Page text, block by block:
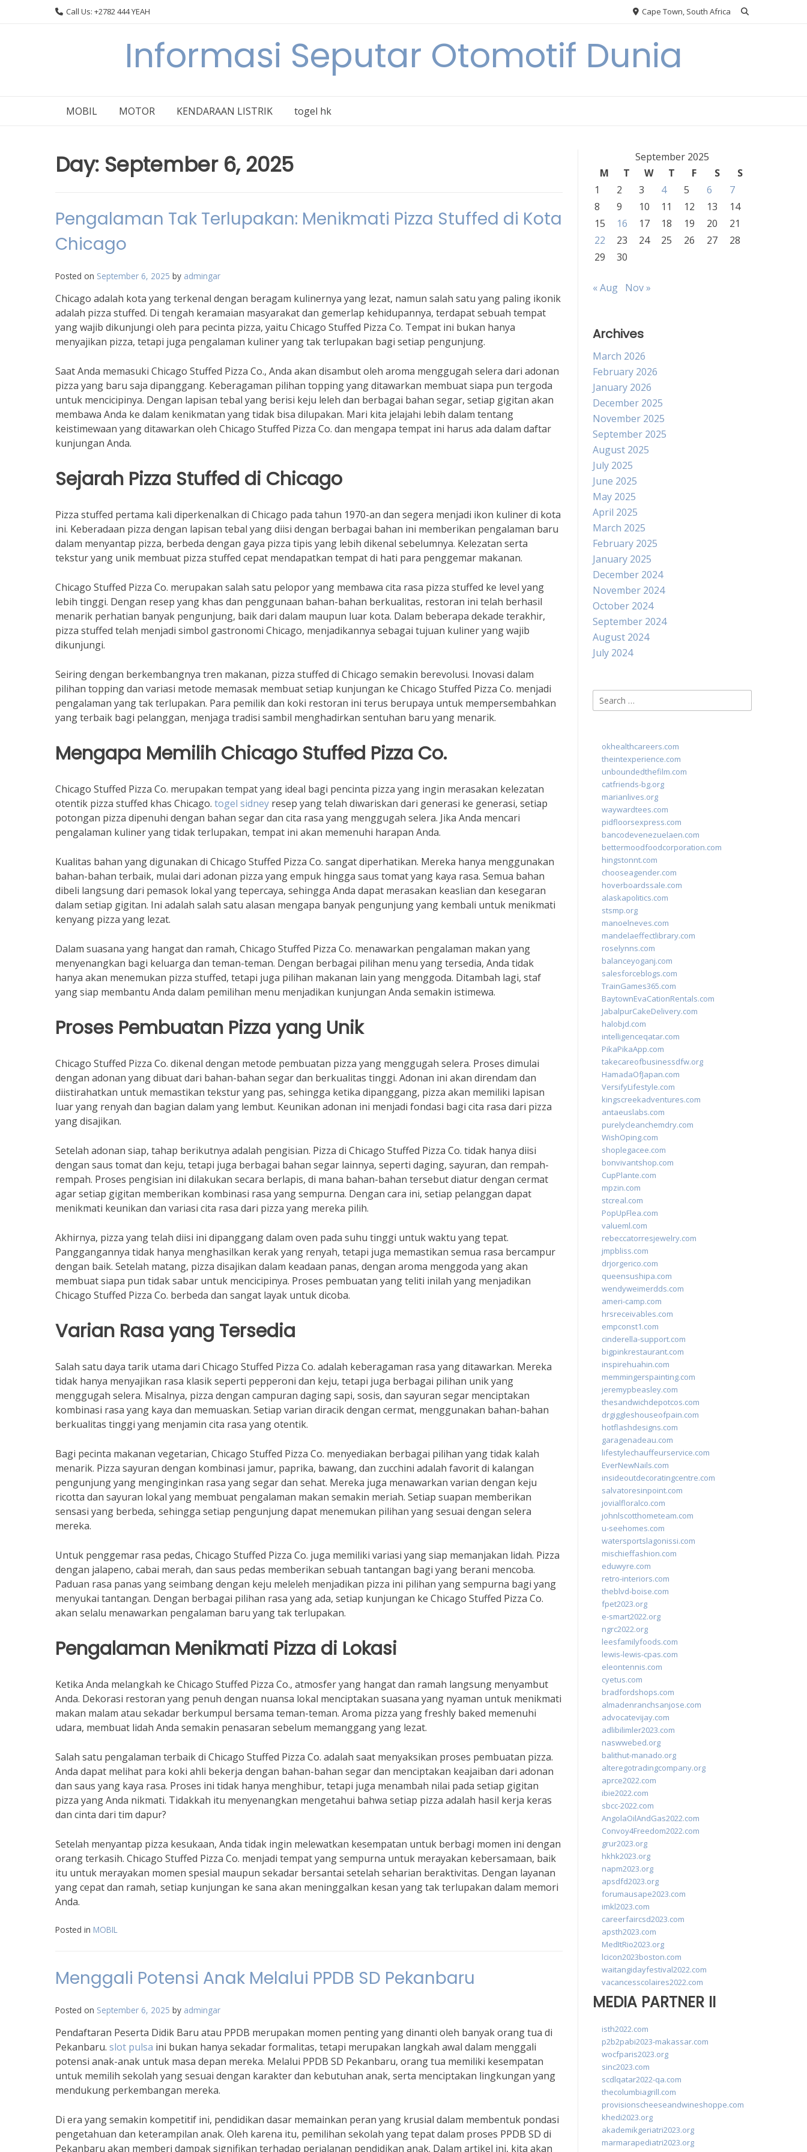
Call Us: +2782 444 YEAH Cape Town, South Africa
Informasi Seputar Otomotif Dunia
MOBIL MOTOR KENDARAAN LISTRIK togel hk
Day: September 6, 2025
Pengalaman Tak Terlupakan: Menikmati Pizza Stuffed di Kota
Chicago
Posted on September 6, 2025 by admingar
Chicago adalah kota yang terkenal dengan beragam kulinernya yang lezat, namun salah satu yang paling ikonik
adalah pizza stuffed. Di tengah keramaian masyarakat dan gemerlap kehidupannya, terdapat sebuah tempat
yang wajib dikunjungi oleh para pecinta pizza, yaitu Chicago Stuffed Pizza Co. Tempat ini bukan hanya
menyajikan pizza, tetapi juga pengalaman kuliner yang tak terlupakan bagi setiap pengunjung.
Saat Anda memasuki Chicago Stuffed Pizza Co., Anda akan disambut oleh aroma menggugah selera dari adonan
pizza yang baru saja dipanggang. Keberagaman pilihan topping yang ditawarkan membuat siapa pun tergoda
untuk mencicipinya. Dengan lapisan tebal yang berisi keju leleh dan berbagai bahan segar, setiap gigitan akan
membawa Anda ke dalam kenikmatan yang tidak bisa dilupakan. Mari kita jelajahi lebih dalam tentang
keistimewaan yang ditawarkan oleh Chicago Stuffed Pizza Co. dan mengapa tempat ini harus ada dalam daftar
kunjungan Anda.
Sejarah Pizza Stuffed di Chicago
Pizza stuffed pertama kali diperkenalkan di Chicago pada tahun 1970-an dan segera menjadi ikon kuliner di kota
ini. Keberadaan pizza dengan lapisan tebal yang diisi dengan berbagai bahan ini memberikan pengalaman baru
dalam menyantap pizza, berbeda dengan gaya pizza tipis yang lebih dikenal sebelumnya. Kelezatan serta
tekstur yang unik membuat pizza stuffed cepat mendapatkan tempat di hati para penggemar makanan.
Chicago Stuffed Pizza Co. merupakan salah satu pelopor yang membawa cita rasa pizza stuffed ke level yang
lebih tinggi. Dengan resep yang khas dan penggunaan bahan-bahan berkualitas, restoran ini telah berhasil
menarik perhatian banyak pengunjung, baik dari dalam maupun luar kota. Dalam beberapa dekade terakhir,
pizza stuffed telah menjadi simbol gastronomi Chicago, menjadikannya sebagai tujuan kuliner yang wajib
dikunjungi.
Seiring dengan berkembangnya tren makanan, pizza stuffed di Chicago semakin berevolusi. Inovasi dalam
pilihan topping dan variasi metode memasak membuat setiap kunjungan ke Chicago Stuffed Pizza Co. menjadi
pengalaman yang tak terlupakan. Para pemilik dan koki restoran ini terus berupaya untuk mempersembahkan
yang terbaik bagi pelanggan, menjaga tradisi sambil menghadirkan sentuhan baru yang menarik.
Mengapa Memilih Chicago Stuffed Pizza Co.
Chicago Stuffed Pizza Co. merupakan tempat yang ideal bagi pencinta pizza yang ingin merasakan kelezatan
otentik pizza stuffed khas Chicago. togel sidney resep yang telah diwariskan dari generasi ke generasi, setiap
potongan pizza dipenuhi dengan bahan segar dan cita rasa yang menggugah selera. Jika Anda mencari
pengalaman kuliner yang tidak terlupakan, tempat ini akan memenuhi harapan Anda.
Kualitas bahan yang digunakan di Chicago Stuffed Pizza Co. sangat diperhatikan. Mereka hanya menggunakan
bahan-bahan terbaik, mulai dari adonan pizza yang empuk hingga saus tomat yang kaya rasa. Semua bahan
dibeli langsung dari pemasok lokal yang tepercaya, sehingga Anda dapat merasakan keaslian dan kesegaran
dalam setiap gigitan. Ini adalah salah satu alasan mengapa banyak pengunjung yang kembali untuk menikmati
kenyang pizza yang lezat.
Dalam suasana yang hangat dan ramah, Chicago Stuffed Pizza Co. menawarkan pengalaman makan yang
menyenangkan bagi keluarga dan teman-teman. Dengan berbagai pilihan menu yang tersedia, Anda tidak
hanya akan menemukan pizza stuffed, tetapi juga pilihan makanan lain yang menggoda. Ditambah lagi, staf
yang siap membantu Anda dalam pemilihan menu menjadikan kunjungan Anda semakin istimewa.
Proses Pembuatan Pizza yang Unik
Chicago Stuffed Pizza Co. dikenal dengan metode pembuatan pizza yang menggugah selera. Proses dimulai
dengan adonan yang dibuat dari bahan-bahan segar dan berkualitas tinggi. Adonan ini akan direndam dan
diistirahatkan untuk memastikan tekstur yang pas, sehingga ketika dipanggang, pizza akan memiliki lapisan
luar yang renyah dan bagian dalam yang lembut. Keunikan adonan ini menjadi fondasi bagi cita rasa dari pizza
yang disajikan.
Setelah adonan siap, tahap berikutnya adalah pengisian. Pizza di Chicago Stuffed Pizza Co. tidak hanya diisi
dengan saus tomat dan keju, tetapi juga berbagai bahan segar lainnya, seperti daging, sayuran, dan rempah-
rempah. Proses pengisian ini dilakukan secara berlapis, di mana bahan-bahan tersebut diatur dengan cermat
agar setiap gigitan memberikan kombinasi rasa yang sempurna. Dengan cara ini, setiap pelanggan dapat
menikmati keunikan dan variasi cita rasa dari pizza yang mereka pilih.
Akhirnya, pizza yang telah diisi ini dipanggang dalam oven pada suhu tinggi untuk waktu yang tepat.
Panggangannya tidak hanya menghasilkan kerak yang renyah, tetapi juga memastikan semua rasa bercampur
dengan baik. Setelah matang, pizza disajikan dalam keadaan panas, dengan aroma menggoda yang akan
membuat siapa pun tidak sabar untuk mencicipinya. Proses pembuatan yang teliti inilah yang menjadikan
Chicago Stuffed Pizza Co. berbeda dan sangat layak untuk dicoba.
Varian Rasa yang Tersedia
Salah satu daya tarik utama dari Chicago Stuffed Pizza Co. adalah keberagaman rasa yang ditawarkan. Mereka
tidak hanya menyajikan rasa klasik seperti pepperoni dan keju, tetapi juga berbagai pilihan unik yang
menggugah selera. Misalnya, pizza dengan campuran daging sapi, sosis, dan sayuran segar menciptakan
kombinasi rasa yang kaya dan memuaskan. Setiap varian diracik dengan cermat, menggunakan bahan-bahan
berkualitas tinggi yang menjamin cita rasa yang otentik.
Bagi pecinta makanan vegetarian, Chicago Stuffed Pizza Co. menyediakan berbagai pilihan yang tidak kalah
menarik. Pizza sayuran dengan kombinasi jamur, paprika, bawang, dan zucchini adalah favorit di kalangan
pengunjung yang menginginkan rasa yang segar dan sehat. Mereka juga menawarkan varian dengan keju
ricotta dan sayuran lokal yang membuat pengalaman makan semakin meriah. Setiap suapan memberikan
sensasi yang berbeda, sehingga setiap pengunjung dapat menemukan pilihan yang sesuai dengan selera
mereka.
Untuk penggemar rasa pedas, Chicago Stuffed Pizza Co. juga memiliki variasi yang siap memanjakan lidah. Pizza
dengan jalapeno, cabai merah, dan saus pedas memberikan sebuah tantangan bagi yang berani mencoba.
Paduan rasa panas yang seimbang dengan keju meleleh menjadikan pizza ini pilihan yang sempurna bagi yang
menyukai tantangan. Dengan berbagai pilihan rasa yang ada, setiap kunjungan ke Chicago Stuffed Pizza Co.
akan selalu menawarkan pengalaman baru yang tak terlupakan.
Pengalaman Menikmati Pizza di Lokasi
Ketika Anda melangkah ke Chicago Stuffed Pizza Co., atmosfer yang hangat dan ramah langsung menyambut
Anda. Dekorasi restoran yang penuh dengan nuansa lokal menciptakan suasana yang nyaman untuk menikmati
makan malam atau sekadar berkumpul bersama teman-teman. Aroma pizza yang freshly baked memenuhi
udara, membuat lidah Anda semakin penasaran sebelum memanggang yang lezat.
Salah satu pengalaman terbaik di Chicago Stuffed Pizza Co. adalah saat menyaksikan proses pembuatan pizza.
Anda dapat melihat para koki ahli bekerja dengan bahan-bahan segar dan menciptakan keajaiban dari adonan
dan saus yang kaya rasa. Proses ini tidak hanya menghibur, tetapi juga menambah nilai pada setiap gigitan
pizza yang Anda nikmati. Tidakkah itu menyenangkan mengetahui bahwa setiap pizza adalah hasil kerja keras
dan cinta dari tim dapur?
Setelah menyantap pizza kesukaan, Anda tidak ingin melewatkan kesempatan untuk berbagi momen ini dengan
orang terkasih. Chicago Stuffed Pizza Co. menjadi tempat yang sempurna untuk merayakan kebersamaan, baik
itu untuk merayakan momen spesial maupun sekadar bersantai setelah seharian beraktivitas. Dengan layanan
yang cepat dan ramah, setiap kunjungan ke sana akan meninggalkan kesan yang tak terlupakan dalam memori
Anda.
Posted in MOBIL
Menggali Potensi Anak Melalui PPDB SD Pekanbaru
Posted on September 6, 2025 by admingar
Pendaftaran Peserta Didik Baru atau PPDB merupakan momen penting yang dinanti oleh banyak orang tua di
Pekanbaru. slot pulsa ini bukan hanya sekadar formalitas, tetapi merupakan langkah awal dalam menggali
potensi anak-anak untuk masa depan mereka. Melalui PPDB SD Pekanbaru, orang tua memiliki kesempatan
untuk memilih sekolah yang sesuai dengan karakter dan kebutuhan anak, serta menciptakan lingkungan yang
mendukung perkembangan mereka.
Di era yang semakin kompetitif ini, pendidikan dasar memainkan peran yang krusial dalam membentuk pondasi
pengetahuan dan keterampilan anak. Oleh karena itu, pemilihan sekolah yang tepat dalam proses PPDB SD di
Pekanbaru akan memberi dampak signifikan terhadap perjalanan pendidikan anak. Dalam artikel ini, kita akan
September 2025
M
T W T F S
S
1
2 3 4 5 6
7
8
9 10 11 12 13
14
15
16 17 18 19 20
21
22
23 24 25 26 27
28
29
30
« Aug Nov »
Archives
March 2026
February 2026
January 2026
December 2025
November 2025
September 2025
August 2025
July 2025
June 2025
May 2025
April 2025
March 2025
February 2025
January 2025
December 2024
November 2024
October 2024
September 2024
August 2024
July 2024
Search
for:
okhealthcareers.com
theintexperience.com
unboundedthefilm.com
catfriends-bg.org
marianlives.org
waywardtees.com
pidfloorsexpress.com
bancodevenezuelaen.com
bettermoodfoodcorporation.com
hingstonnt.com
chooseagender.com
hoverboardssale.com
alaskapolitics.com
stsmp.org
manoelneves.com
mandelaeffectlibrary.com
roselynns.com
balanceyoganj.com
salesforceblogs.com
TrainGames365.com
BaytownEvaCationRentals.com
JabalpurCakeDelivery.com
halobjd.com
intelligenceqatar.com
PikaPikaApp.com
takecareofbusinessdfw.org
HamadaOfJapan.com
VersifyLifestyle.com
kingscreekadventures.com
antaeuslabs.com
purelycleanchemdry.com
WishOping.com
shoplegacee.com
bonvivantshop.com
CupPlante.com
mpzin.com
stcreal.com
PopUpFlea.com
valueml.com
rebeccatorresjewelry.com
jmpbliss.com
drjorgerico.com
queensushipa.com
wendyweimerdds.com
ameri-camp.com
hrsreceivables.com
empconst1.com
cinderella-support.com
bigpinkrestaurant.com
inspirehuahin.com
memmingerspainting.com
jeremypbeasley.com
thesandwichdepotcos.com
drgiggleshouseofpain.com
hotflashdesigns.com
garagenadeau.com
lifestylechauffeurservice.com
EverNewNails.com
insideoutdecoratingcentre.com
salvatoresinpoint.com
jovialfloralco.com
johnlscotthometeam.com
u-seehomes.com
watersportslagonissi.com
mischieffashion.com
eduwyre.com
retro-interiors.com
theblvd-boise.com
fpet2023.org
e-smart2022.org
ngrc2022.org
leesfamilyfoods.com
lewis-lewis-cpas.com
eleontennis.com
cyetus.com
bradfordshops.com
almadenranchsanjose.com
advocatevijay.com
adlibilimler2023.com
naswwebed.org
balithut-manado.org
alteregotradingcompany.org
aprce2022.com
ibie2022.com
sbcc-2022.com
AngolaOilAndGas2022.com
Convoy4Freedom2022.com
grur2023.org
hkhk2023.org
napm2023.org
apsdfd2023.org
forumausape2023.com
imkl2023.com
careerfaircsd2023.com
apsth2023.com
MedItRio2023.org
lcicon2023boston.com
waitangidayfestival2022.com
vacancesscolaires2022.com
MEDIA PARTNER II
isth2022.com
p2b2pabi2023-makassar.com
wocfparis2023.org
sinc2023.com
scdlqatar2022-qa.com
thecolumbiagrill.com
provisionscheeseandwineshoppe.com
khedi2023.org
akademikgeriatri2023.org
marmarapediatri2023.org